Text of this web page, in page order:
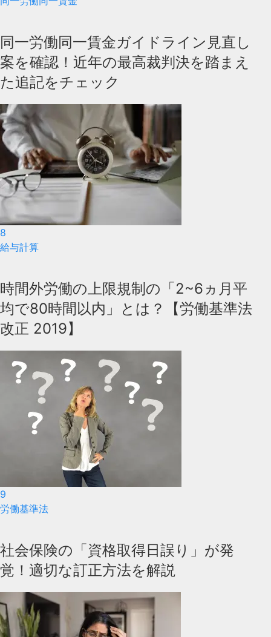
同一労働同一賃金ガイドライン見直し
案を確認！近年の最高裁判決を踏まえ
た追記をチェック
8
給与計算
時間外労働の上限規制の「2~6ヵ月平
均で80時間以内」とは？【労働基準法
改正 2019】
9
労働基準法
社会保険の「資格取得日誤り」が発
覚！適切な訂正方法を解説